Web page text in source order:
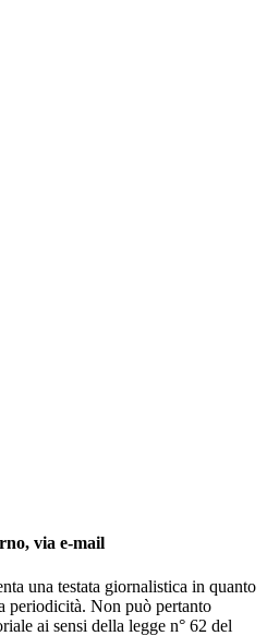
via e-mail
una testata giornalistica in quanto
periodicità. Non può pertanto
ai sensi della legge n° 62 del